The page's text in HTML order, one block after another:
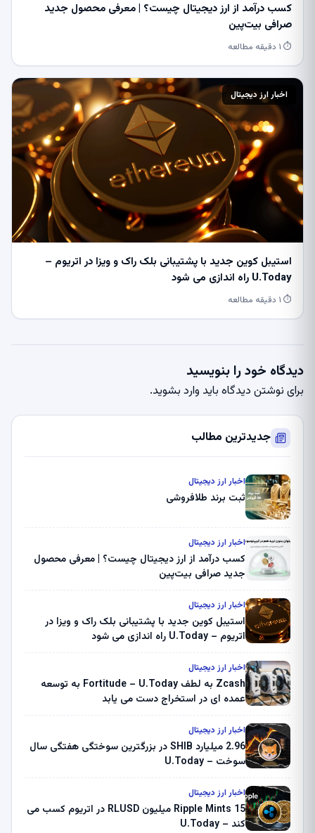
کسب درآمد از ارز دیجیتال چیست؟ | معرفی محصول جدید
صرافی بیت‌پین
⏱ ۱ دقیقه مطالعه
اخبار ارز دیجیتال
استیبل کوین جدید با پشتیبانی بلک راک و ویزا در اتریوم –
U.Today راه اندازی می شود
⏱ ۱ دقیقه مطالعه
دیدگاه خود را بنویسید
برای نوشتن دیدگاه باید وارد بشوید.
جدیدترین مطالب
اخبار ارز دیجیتال
ثبت برند طلافروشی
اخبار ارز دیجیتال
کسب درآمد از ارز دیجیتال چیست؟ | معرفی محصول
جدید صرافی بیت‌پین
اخبار ارز دیجیتال
استیبل کوین جدید با پشتیبانی بلک راک و ویزا در
اتریوم – U.Today راه اندازی می شود
اخبار ارز دیجیتال
Zcash به لطف Fortitude – U.Today به توسعه
عمده ای در استخراج دست می یابد
اخبار ارز دیجیتال
2.96 میلیارد SHIB در بزرگترین سوختگی هفتگی سال
سوخت – U.Today
اخبار ارز دیجیتال
Ripple Mints 15 میلیون RLUSD در اتریوم کسب می
کند – U.Today